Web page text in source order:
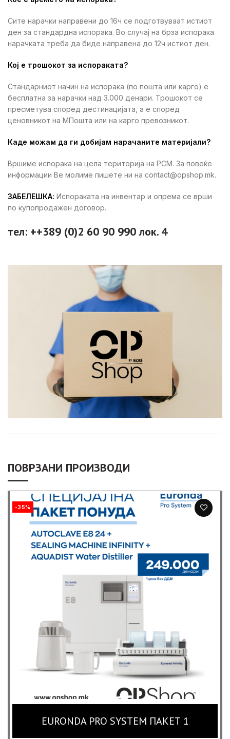
Сите нарачки направени до 16ч се подготвуваат истиот
ден за стандардна испорака. Во случај на брза испорака
нарачката треба да биде направена до 12ч истиот ден.
Кој е трошокот за испораката?
Стандарниот начин на испорака (по пошта или карго) е
бесплатна за нарачки над 3.000 денари. Трошокот се
пресметува според дестинацијата, а е според
ценовникот на МПошта или на карго превозникот.
Каде можам да ги добијам нарачаните материјали?
Вршиме испорака на цела територија на РСМ. За повеќе
информации Ве молиме пишете ни на contact@opshop.mk.
ЗАБЕЛЕШКА: Испораката на инвентар и опрема се врши
по купопродажен договор.
тел: ++389 (0)2 60 90 990 лок. 4
ПОВРЗАНИ ПРОИЗВОДИ
-35%
EURONDA PRO SYSTEM ПАКЕТ 1